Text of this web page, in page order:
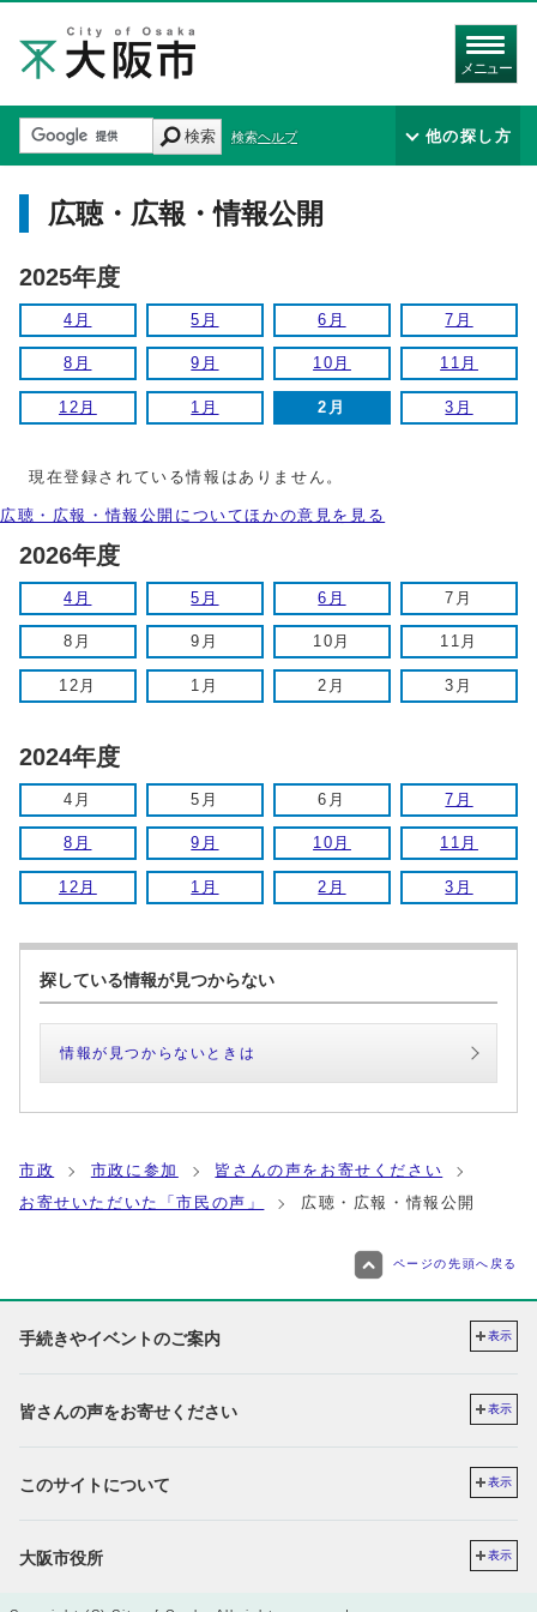
メニュー
検索 検索ヘルプ 他の探し方
広聴・広報・情報公開
2025年度
4月 5月 6月 7月
8月 9月 10月 11月
12月 1月 2月 3月
現在登録されている情報はありません。
広聴・広報・情報公開についてほかの意見を見る
2026年度
4月 5月 6月 7月
8月 9月 10月 11月
12月 1月 2月 3月
2024年度
4月 5月 6月 7月
8月 9月 10月 11月
12月 1月 2月 3月
探している情報が見つからない
情報が見つからないときは
市政 市政に参加
皆さんの声をお寄せください
お寄せいただいた「市民の声」
広聴・広報・情報公開
ページの先頭へ戻る
手続きやイベントのご案内 表示
皆さんの声をお寄せください 表示
このサイトについて 表示
大阪市役所 表示